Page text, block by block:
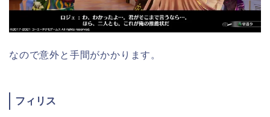
なので意外と手間がかかります。
フィリス